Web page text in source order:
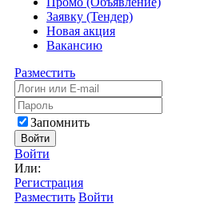
Заявку (Тендер)
Новая акция
Вакансию
Разместить
Запомнить
Войти
Войти
Или:
Регистрация
Разместить Войти